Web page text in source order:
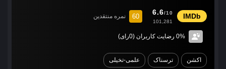
6.6/10
101,281
60 نمره منتقدین
0% رضایت کاربران (0رای)
اکشن ترسناک علمی-تخیلی